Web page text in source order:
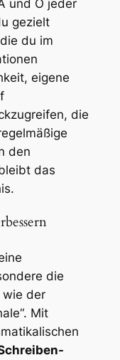
und O jeder
gezielt
du im
eigene
die
den
das
die
wie der
Mit